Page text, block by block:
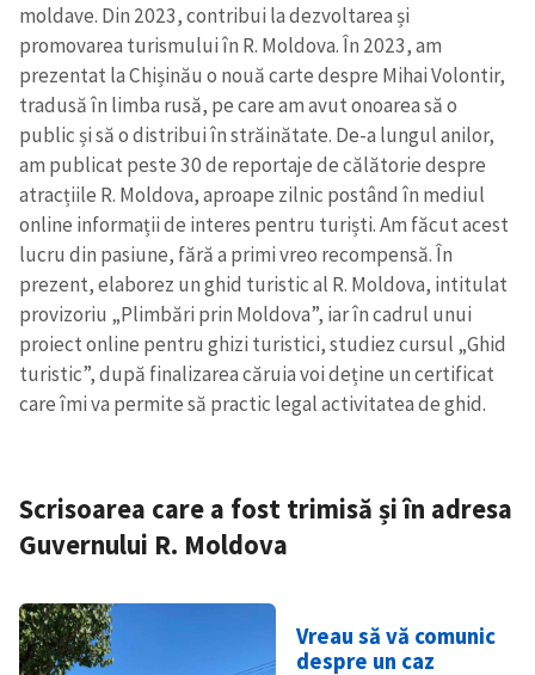
moldave. Din 2023, contribui la dezvoltarea și
promovarea turismului în R. Moldova. În 2023, am
prezentat la Chișinău o nouă carte despre Mihai Volontir,
tradusă în limba rusă, pe care am avut onoarea să o
public și să o distribui în străinătate. De-a lungul anilor,
am publicat peste 30 de reportaje de călătorie despre
atracțiile R. Moldova, aproape zilnic postând în mediul
online informații de interes pentru turiști. Am făcut acest
lucru din pasiune, fără a primi vreo recompensă. În
prezent, elaborez un ghid turistic al R. Moldova, intitulat
provizoriu „Plimbări prin Moldova”, iar în cadrul unui
proiect online pentru ghizi turistici, studiez cursul „Ghid
turistic”, după finalizarea căruia voi deține un certificat
care îmi va permite să practic legal activitatea de ghid.
Scrisoarea care a fost trimisă și în adresa
Guvernului R. Moldova
Vreau să vă comunic
despre un caz